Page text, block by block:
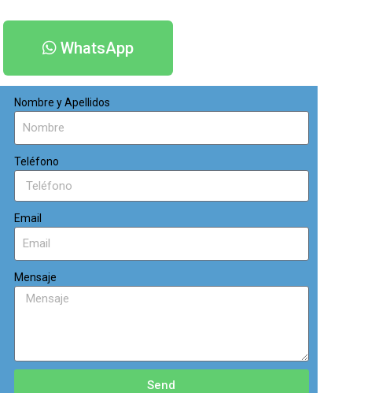
WhatsApp
Nombre y Apellidos
Teléfono
Email
Mensaje
Send